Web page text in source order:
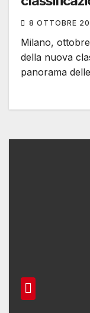
8 OTTOBRE
Milano,
della nuova
panorama